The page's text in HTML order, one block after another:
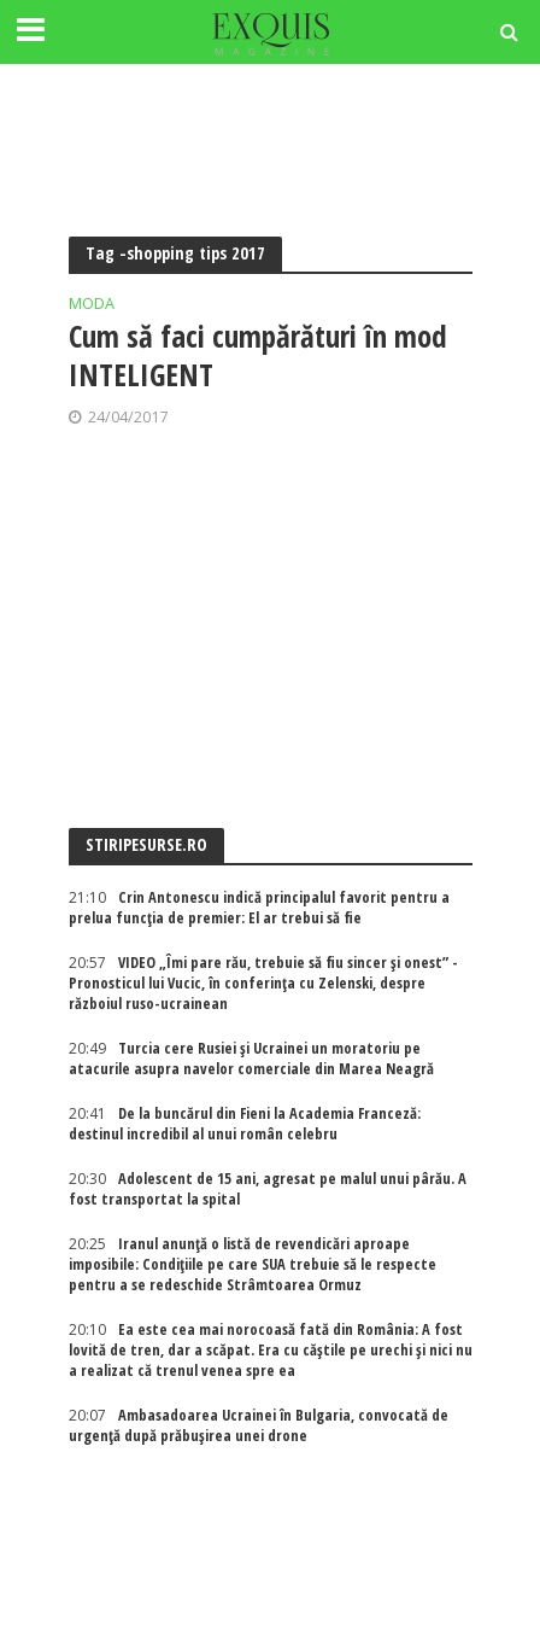
Tag -shopping tips 2017
MODA
Cum să faci cumpărături în mod
INTELIGENT
24/04/2017
STIRIPESURSE.RO
21:10
Crin Antonescu indică principalul favorit pentru a
prelua funcția de premier: El ar trebui să fie
20:57
VIDEO „Îmi pare rău, trebuie să fiu sincer și onest” -
Pronosticul lui Vucic, în conferința cu Zelenski, despre
războiul ruso-ucrainean
20:49
Turcia cere Rusiei și Ucrainei un moratoriu pe
atacurile asupra navelor comerciale din Marea Neagră
20:41
De la buncărul din Fieni la Academia Franceză:
destinul incredibil al unui român celebru
20:30
Adolescent de 15 ani, agresat pe malul unui pârău. A
fost transportat la spital
20:25
Iranul anunță o listă de revendicări aproape
imposibile: Condițiile pe care SUA trebuie să le respecte
pentru a se redeschide Strâmtoarea Ormuz
20:10
Ea este cea mai norocoasă fată din România: A fost
lovită de tren, dar a scăpat. Era cu căștile pe urechi și nici nu
a realizat că trenul venea spre ea
20:07
Ambasadoarea Ucrainei în Bulgaria, convocată de
urgență după prăbușirea unei drone